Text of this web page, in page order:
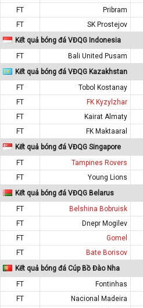
FT
Pribram
FT
SK Prostejov
Kết quả bóng đá VĐQG Indonesia
FT
Bali United Pusam
Kết quả bóng đá VĐQG Kazakhstan
FT
Tobol Kostanay
FT
FK Kyzylzhar
FT
Kairat Almaty
FT
FK Maktaaral
Kết quả bóng đá VĐQG Singapore
FT
Tampines Rovers
FT
Young Lions
Kết quả bóng đá VĐQG Belarus
FT
Belshina Bobruisk
FT
Dnepr Mogilev
FT
Gomel
FT
Bate Borisov
Kết quả bóng đá Cúp Bồ Đào Nha
FT
Fontinhas
FT
Nacional Madeira